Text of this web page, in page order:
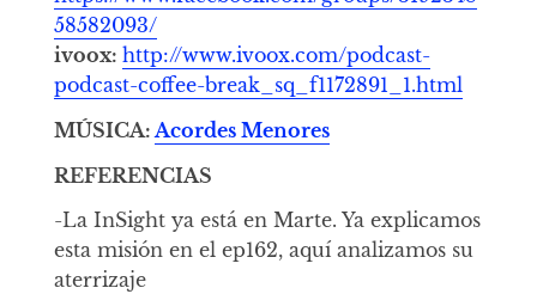
58582093/
ivoox: http://www.ivoox.com/podcast-
podcast-coffee-break_sq_f1172891_1.html
MÚSICA: Acordes Menores
REFERENCIAS
-La InSight ya está en Marte. Ya explicamos
esta misión en el ep162, aquí analizamos su
aterrizaje